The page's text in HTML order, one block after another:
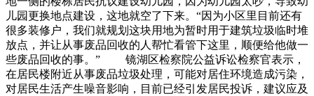
儿园更换地点建设，这地就空了下来。“因为小区里目前还有
很多装修户，我们就规划这块用地为暂时用于建筑垃圾临时堆
放点，并让从事废品回收的人帮忙看管下这里，顺便给他做一
些废品回收的事。” 镜湖区检察院公益诉讼检察官表示，
在居民楼附近从事废品垃圾处理，可能对居住环境造成污染，
对居民生活产生噪音影响，目前已经引发居民投诉，建议应及